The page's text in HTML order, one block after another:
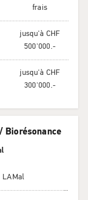
frais
jusqu'à CHF
500'000.-
jusqu'à CHF
300'000.-
Biorésonance
LAMal